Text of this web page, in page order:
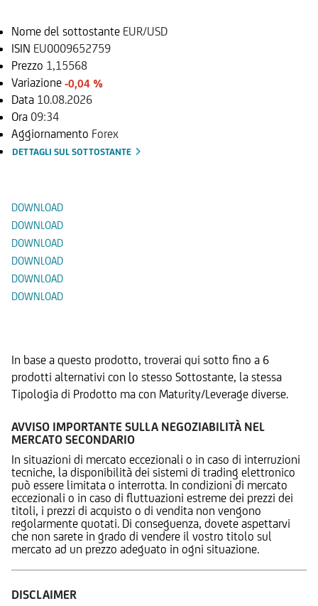
Nome del sottostante EUR/USD
ISIN EU0009652759
Prezzo 1,15568
Variazione -0,04 %
Data 10.08.2026
Ora 09:34
Aggiornamento Forex
DETTAGLI SUL SOTTOSTANTE
DOWNLOAD
DOWNLOAD
DOWNLOAD
DOWNLOAD
DOWNLOAD
DOWNLOAD
In base a questo prodotto, troverai qui sotto fino a 6
prodotti alternativi con lo stesso Sottostante, la stessa
Tipologia di Prodotto ma con Maturity/Leverage diverse.
AVVISO IMPORTANTE SULLA NEGOZIABILITÀ NEL
MERCATO SECONDARIO
In situazioni di mercato eccezionali o in caso di interruzioni
tecniche, la disponibilità dei sistemi di trading elettronico
può essere limitata o interrotta. In condizioni di mercato
eccezionali o in caso di fluttuazioni estreme dei prezzi dei
titoli, i prezzi di acquisto o di vendita non vengono
regolarmente quotati. Di conseguenza, dovete aspettarvi
che non sarete in grado di vendere il vostro titolo sul
mercato ad un prezzo adeguato in ogni situazione.
DISCLAIMER